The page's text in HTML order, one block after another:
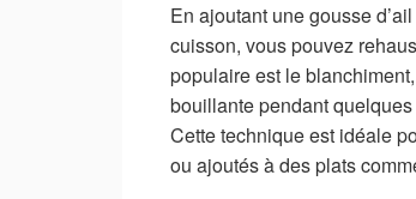
En ajoutant une gousse
cuisson, vous pouvez
populaire est le
bouillante pendant
Cette technique est idéale
ou ajoutés à des plats